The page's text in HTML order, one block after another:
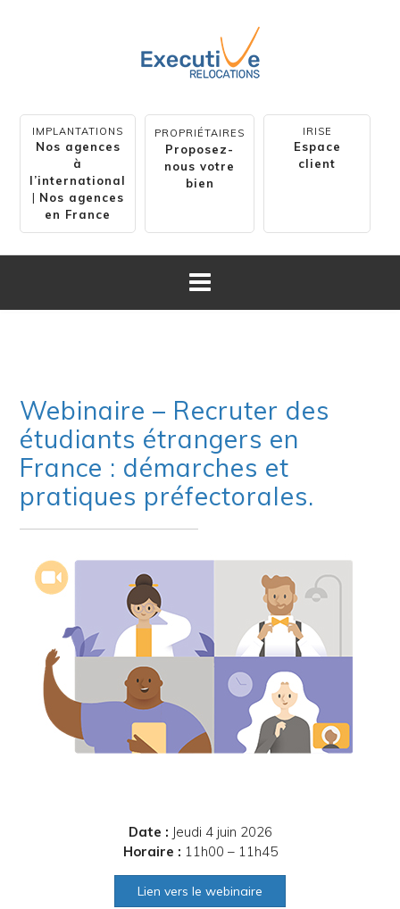
IMPLANTATIONS
Nos agences
à
l’international
| Nos agences
en France
PROPRIÉTAIRES
Proposez-
nous votre
bien
IRISE
Espace
client
Webinaire – Recruter des
étudiants étrangers en
France : démarches et
pratiques préfectorales.
Date : Jeudi 4 juin 2026
Horaire : 11h00 – 11h45
Lien vers le webinaire